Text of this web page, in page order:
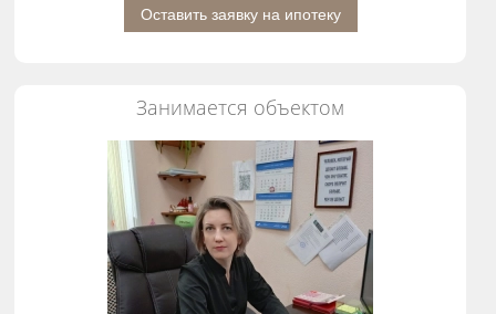
Оставить заявку на ипотеку
Занимается объектом